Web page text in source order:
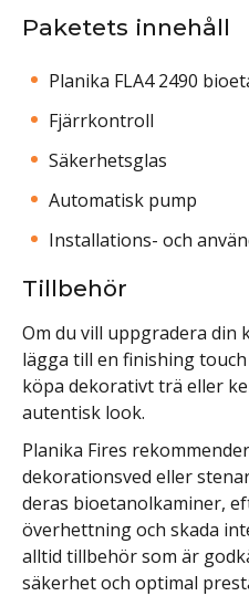
Paketets innehåll
Planika FLA4 2490
Fjärrkontroll
Säkerhetsglas
Automatisk pump
Installations- och
Tillbehör
Om du vill uppgradera din
lägga till en finishing
köpa dekorativt trä eller
autentisk look.
Planika Fires
dekorationsved eller
deras bioetanolkaminer,
överhettning och skada
alltid tillbehör som är
säkerhet och optimal